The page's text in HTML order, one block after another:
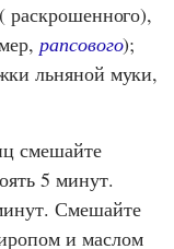
( раскрошенного),
рапсового);
льняной муки,
смешайте
5 минут.
Смешайте
и маслом